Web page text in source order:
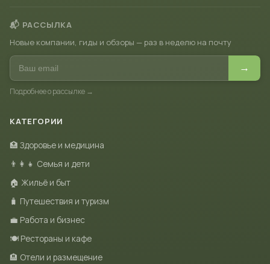
📬 РАССЫЛКА
Новые компании, гиды и обзоры — раз в неделю на почту
→
Подробнее о рассылке →
КАТЕГОРИИ
🏥 Здоровье и медицина
👨‍👩‍👧 Семья и дети
🏠 Жильё и быт
🧳 Путешествия и туризм
💼 Работа и бизнес
🍽 Рестораны и кафе
🏨 Отели и размещение